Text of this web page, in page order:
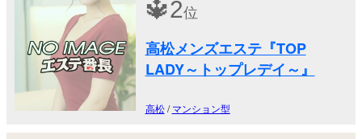
🔱2位
高松メンズエステ『TOP
LADY～トップレデイ～』
高松/マンション型